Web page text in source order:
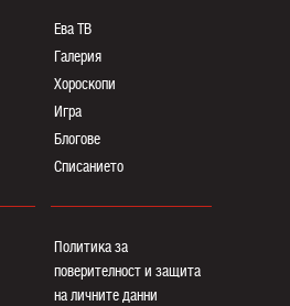
Ева ТВ
Галерия
Хороскопи
Игра
Блогoве
Списанието
Политика за
поверителност и защита
на личните данни